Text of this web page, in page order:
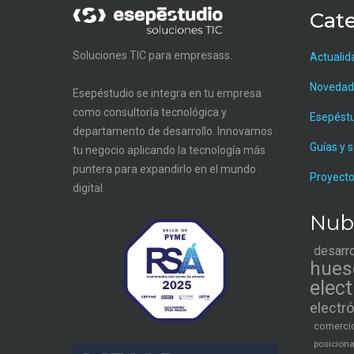
Soluciones TIC para empresass.
Esepéstudio se integra en tu empresa
como consultoría tecnológica y
departamento de desarrollo. Innovamos
tu negocio aplicando la tecnología más
puntera para expandirlo en el mundo
digital.
Guías y